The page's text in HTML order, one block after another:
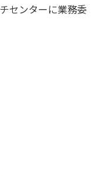
センターに業務委